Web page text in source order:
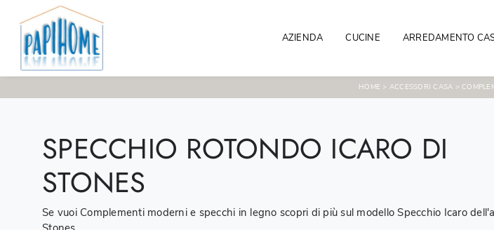
AZIENDA CUCINE ARREDAMENTO
HOME > ACCESSORI CASA >
SPECCHIO ROTONDO ICARO DI
STONES
Se vuoi Complementi moderni e specchi in legno scopri di più sul modello Specchio Icaro